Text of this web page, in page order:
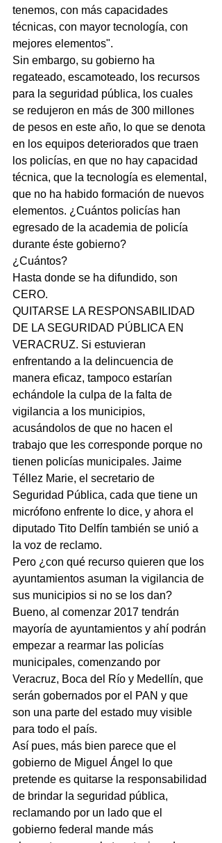
tenemos, con más capacidades
técnicas, con mayor tecnología, con
mejores elementos".
Sin embargo, su gobierno ha
regateado, escamoteado, los recursos
para la seguridad pública, los cuales
se redujeron en más de 300 millones
de pesos en este año, lo que se denota
en los equipos deteriorados que traen
los policías, en que no hay capacidad
técnica, que la tecnología es elemental,
que no ha habido formación de nuevos
elementos. ¿Cuántos policías han
egresado de la academia de policía
durante éste gobierno?
¿Cuántos?
Hasta donde se ha difundido, son
CERO.
QUITARSE LA RESPONSABILIDAD
DE LA SEGURIDAD PÚBLICA EN
VERACRUZ. Si estuvieran
enfrentando a la delincuencia de
manera eficaz, tampoco estarían
echándole la culpa de la falta de
vigilancia a los municipios,
acusándolos de que no hacen el
trabajo que les corresponde porque no
tienen policías municipales. Jaime
Téllez Marie, el secretario de
Seguridad Pública, cada que tiene un
micrófono enfrente lo dice, y ahora el
diputado Tito Delfín también se unió a
la voz de reclamo.
Pero ¿con qué recurso quieren que los
ayuntamientos asuman la vigilancia de
sus municipios si no se los dan?
Bueno, al comenzar 2017 tendrán
mayoría de ayuntamientos y ahí podrán
empezar a rearmar las policías
municipales, comenzando por
Veracruz, Boca del Río y Medellín, que
serán gobernados por el PAN y que
son una parte del estado muy visible
para todo el país.
Así pues, más bien parece que el
gobierno de Miguel Ángel lo que
pretende es quitarse la responsabilidad
de brindar la seguridad pública,
reclamando por un lado que el
gobierno federal mande más